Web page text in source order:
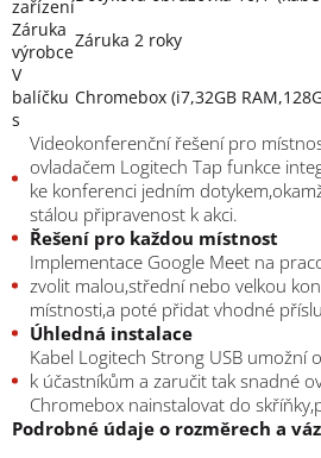
zařízení
Záruka
výrobce
Záruka 2 roky
V
balíčku
s
Chromebox (i7,32GB
Videokonferenční řešení pro
ovladačem Logitech Tap funkce
ke konferenci jedním
stálou připravenost k akci.
Řešení pro každou místnost
Implementace Google Meet na
zvolit malou,střední nebo velkou
místnosti,a poté přidat vhodné
Úhledná instalace
Kabel Logitech Strong USB umožní
k účastníkům a zaručit tak snadné
Chromebox nainstalovat do
Podrobné údaje o rozměrech a